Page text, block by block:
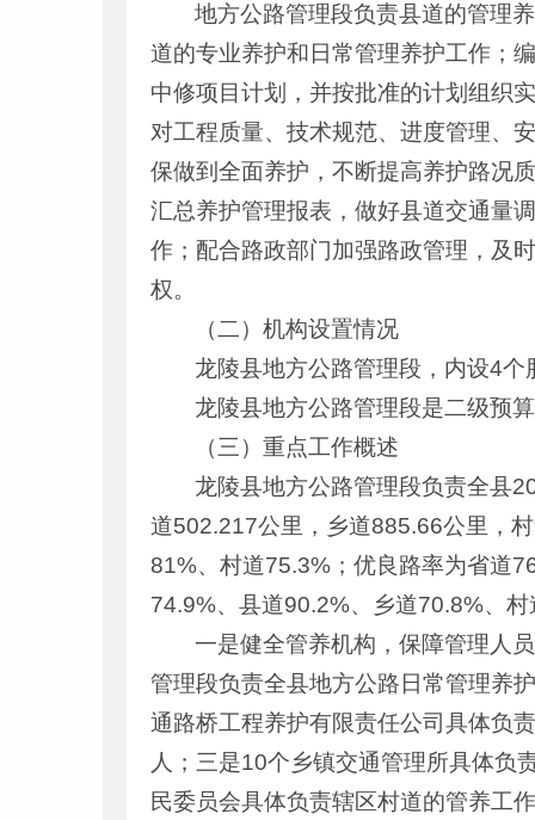
地方公路管理段负责县道的管理
道的专业养护和日常管理养护工作；
中修项目计划，并按批准的计划组织
对工程质量、技术规范、进度管理、
保做到全面养护，不断提高养护路况
汇总养护管理报表，做好县道交通量
作；配合路政部门加强路政管理，及
权。
（二）机构设置情况
龙陵县地方公路管理段，内设4
龙陵县地方公路管理段是二级预
（三）重点工作概述
龙陵县地方公路管理段负责全县
道502.217公里，乡道885.66公里，
81%、村道75.3%；优良路率为省道
74.9%、县道90.2%、乡道70.8%、
一是健全管养机构，保障管理人
管理段负责全县地方公路日常管理养
通路桥工程养护有限责任公司具体负
人；三是10个乡镇交通管理所具体负
民委员会具体负责辖区村道的管养工